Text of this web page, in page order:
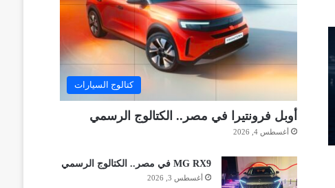
كتالوج السيارات
أوبل فرونتيرا في مصر.. الكتالوج الرسمي
أغسطس 4, 2026
MG RX9 في مصر.. الكتالوج الرسمي
أغسطس 3, 2026